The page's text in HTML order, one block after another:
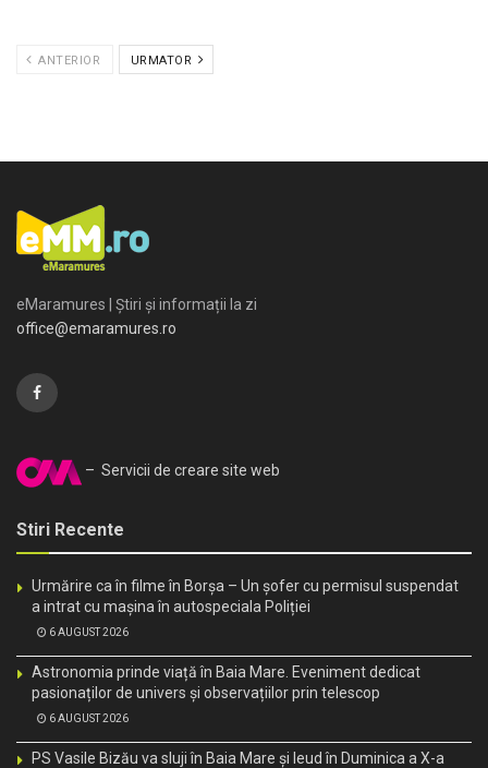
ANTERIOR URMATOR
eMaramures | Știri și informații la zi
office@emaramures.ro
– Servicii de creare site web
Stiri Recente
Urmărire ca în filme în Borșa – Un șofer cu permisul suspendat
a intrat cu mașina în autospeciala Poliției
6 AUGUST 2026
Astronomia prinde viață în Baia Mare. Eveniment dedicat
pasionaților de univers și observațiilor prin telescop
6 AUGUST 2026
PS Vasile Bizău va sluji în Baia Mare și Ieud în Duminica a X-a